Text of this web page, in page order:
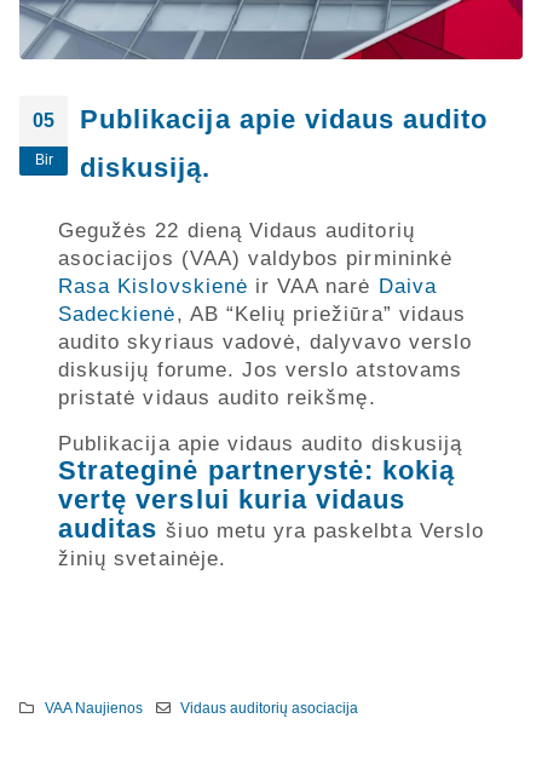
05
Bir
Publikacija apie vidaus audito
diskusiją.
Gegužės 22 dieną Vidaus auditorių
asociacijos (VAA) valdybos pirmininkė
Rasa Kislovskienė ir VAA narė Daiva
Sadeckienė, AB “Kelių priežiūra” vidaus
audito skyriaus vadovė, dalyvavo verslo
diskusijų forume. Jos verslo atstovams
pristatė vidaus audito reikšmę.
Publikacija apie vidaus audito diskusiją
Strateginė partnerystė: kokią
vertę verslui kuria vidaus
auditas šiuo metu yra paskelbta Verslo
žinių svetainėje.
VAA Naujienos Vidaus auditorių asociacija